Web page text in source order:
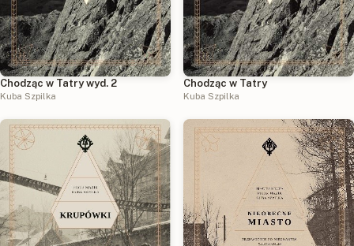
Chodząc w Tatry wyd. 2
Kuba Szpilka
Chodząc w Tatry
Kuba Szpilka